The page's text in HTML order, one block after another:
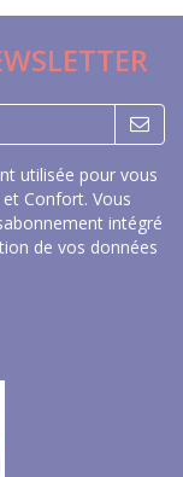
utilisée pour vous
Confort. Vous
intégré
de vos données